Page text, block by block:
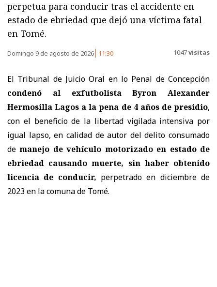
perpetua para conducir tras el accidente en
estado de ebriedad que dejó una víctima fatal
en Tomé.
Domingo 9 de agosto de 2026 11:30 1047visitas
El Tribunal de Juicio Oral en lo Penal de Concepción
condenó al exfutbolista Byron Alexander
Hermosilla Lagos a la pena de 4 años de presidio,
con el beneficio de la libertad vigilada intensiva por
igual lapso, en calidad de autor del delito consumado
demanejo de vehículo motorizado en estado de
ebriedad causando muerte, sin haber obtenido
licencia de conducir, perpetrado en diciembre de
2023 en la comuna de Tomé.